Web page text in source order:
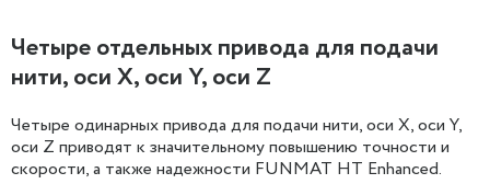
Четыре отдельных привода для подачи
нити, оси X, оси Y, оси Z
Четыре одинарных привода для подачи нити, оси X, оси Y,
оси Z приводят к значительному повышению точности и
скорости, а также надежности FUNMAT HT Enhanced.